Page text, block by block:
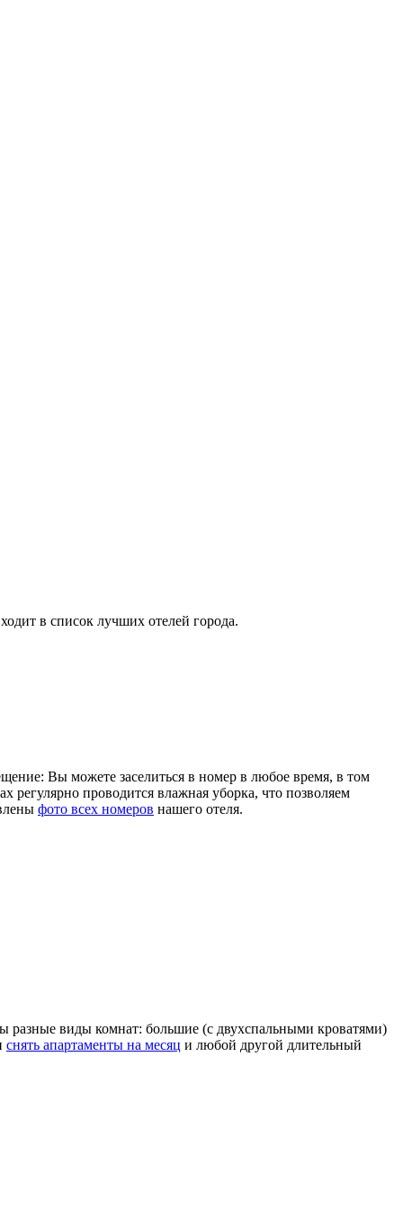
в список лучших отелей города.
Вы можете заселиться в номер в любое время, в том
регулярно проводится влажная уборка, что позволяем
фото всех номеров нашего отеля.
разные виды комнат: большие (с двухспальными кроватями)
снять апартаменты на месяц и любой другой длительный